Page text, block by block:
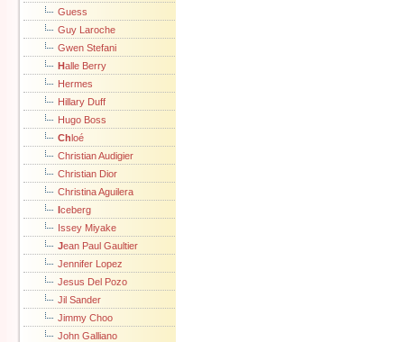
Guess
Guy Laroche
Gwen Stefani
Halle Berry
Hermes
Hillary Duff
Hugo Boss
Chloé
Christian Audigier
Christian Dior
Christina Aguilera
Iceberg
Issey Miyake
Jean Paul Gaultier
Jennifer Lopez
Jesus Del Pozo
Jil Sander
Jimmy Choo
John Galliano